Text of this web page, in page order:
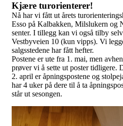
Kjære turorienterer!
Nå har vi fått ut årets
Esso på Kalbakken, Milslukern og
senter. I tillegg kan vi også tilby
Vestbyveien 10 (kun vipps). Vi
salgsstedene har fått hefter.
Postene er ute fra 1. mai, men
prøver vi å sette ut poster tidligere.
2. april er åpningspostene og
har 4 uker på dere til å ta
står ut sesongen.